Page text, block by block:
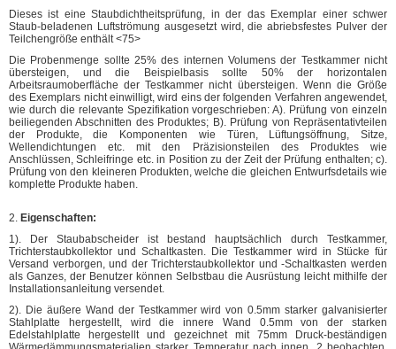
Dieses ist eine Staubdichtheitsprüfung, in der das Exemplar einer schwer
Staub-beladenen Luftströmung ausgesetzt wird, die abriebsfestes Pulver der
Teilchengröße enthält <75>
Die Probenmenge sollte 25% des internen Volumens der Testkammer nicht
übersteigen, und die Beispielbasis sollte 50% der horizontalen
Arbeitsraumoberfläche der Testkammer nicht übersteigen. Wenn die Größe
des Exemplars nicht einwilligt, wird eins der folgenden Verfahren angewendet,
wie durch die relevante Spezifikation vorgeschrieben: A). Prüfung von einzeln
beiliegenden Abschnitten des Produktes; B). Prüfung von Repräsentativteilen
der Produkte, die Komponenten wie Türen, Lüftungsöffnung, Sitze,
Wellendichtungen etc. mit den Präzisionsteilen des Produktes wie
Anschlüssen, Schleifringe etc. in Position zu der Zeit der Prüfung enthalten; c).
Prüfung von den kleineren Produkten, welche die gleichen Entwurfsdetails wie
komplette Produkte haben.
2. Eigenschaften:
1). Der Staubabscheider ist bestand hauptsächlich durch Testkammer,
Trichterstaubkollektor und Schaltkasten. Die Testkammer wird in Stücke für
Versand verborgen, und der Trichterstaubkollektor und -Schaltkasten werden
als Ganzes, der Benutzer können Selbstbau die Ausrüstung leicht mithilfe der
Installationsanleitung versendet.
2). Die äußere Wand der Testkammer wird von 0.5mm starker galvanisierter
Stahlplatte hergestellt, wird die innere Wand 0.5mm von der starken
Edelstahlplatte hergestellt und gezeichnet mit 75mm Druck-beständigen